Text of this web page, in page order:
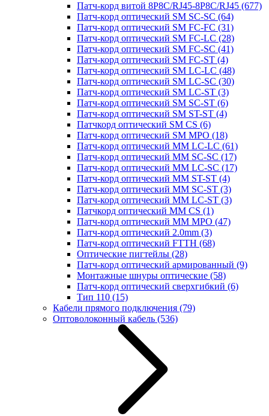
Патч-корд витой 8P8C/RJ45-8P8C/RJ45 (677)
Патч-корд оптический SM SC-SC (64)
Патч-корд оптический SM FC-FC (31)
Патч-корд оптический SM FC-LC (28)
Патч-корд оптический SM FC-SC (41)
Патч-корд оптический SM FC-ST (4)
Патч-корд оптический SM LC-LC (48)
Патч-корд оптический SM LC-SC (30)
Патч-корд оптический SM LC-ST (3)
Патч-корд оптический SM SC-ST (6)
Патч-корд оптический SM ST-ST (4)
Патчкорд оптический SM CS (6)
Патч-корд оптический SM MPO (18)
Патч-корд оптический MM LC-LC (61)
Патч-корд оптический MM SC-SC (17)
Патч-корд оптический MM LC-SC (17)
Патч-корд оптический MM ST-ST (4)
Патч-корд оптический MM SC-ST (3)
Патч-корд оптический MM LC-ST (3)
Патчкорд оптический MM CS (1)
Патч-корд оптический MM MPO (47)
Патч-корд оптический 2.0mm (3)
Патч-корд оптический FTTH (68)
Оптические пигтейлы (28)
Патч-корд оптический армированный (9)
Монтажные шнуры оптические (58)
Патч-корд оптический сверхгибкий (6)
Тип 110 (15)
Кабели прямого подключения (79)
Оптоволоконный кабель (536)